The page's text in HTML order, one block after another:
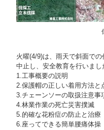
火曜(4/9)は、雨天で斜面で
中止し、安全教育を行いまし
1.工事概要の説明
2.保護帽の正しい着用方法と
3.チェーンソーの取扱注意事
4.林業作業の死亡災害撲滅
5.的確な花粉症の防止と治療
6.座ってできる簡単腰痛体操